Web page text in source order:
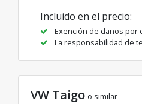
Incluido en el precio:
Exención de daños por
La responsabilidad de
VW Taigo o similar